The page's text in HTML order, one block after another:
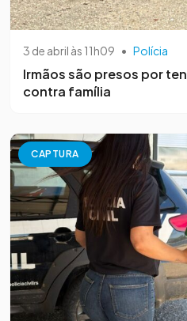
3 de abril às 11h09 • Polícia
Irmãos são presos por
contra família
CAPTURA